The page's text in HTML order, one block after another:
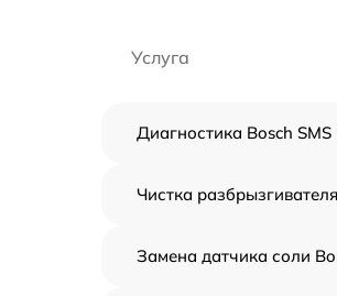
Услуга
Диагностика Bosch
Чистка
Замена датчика соли